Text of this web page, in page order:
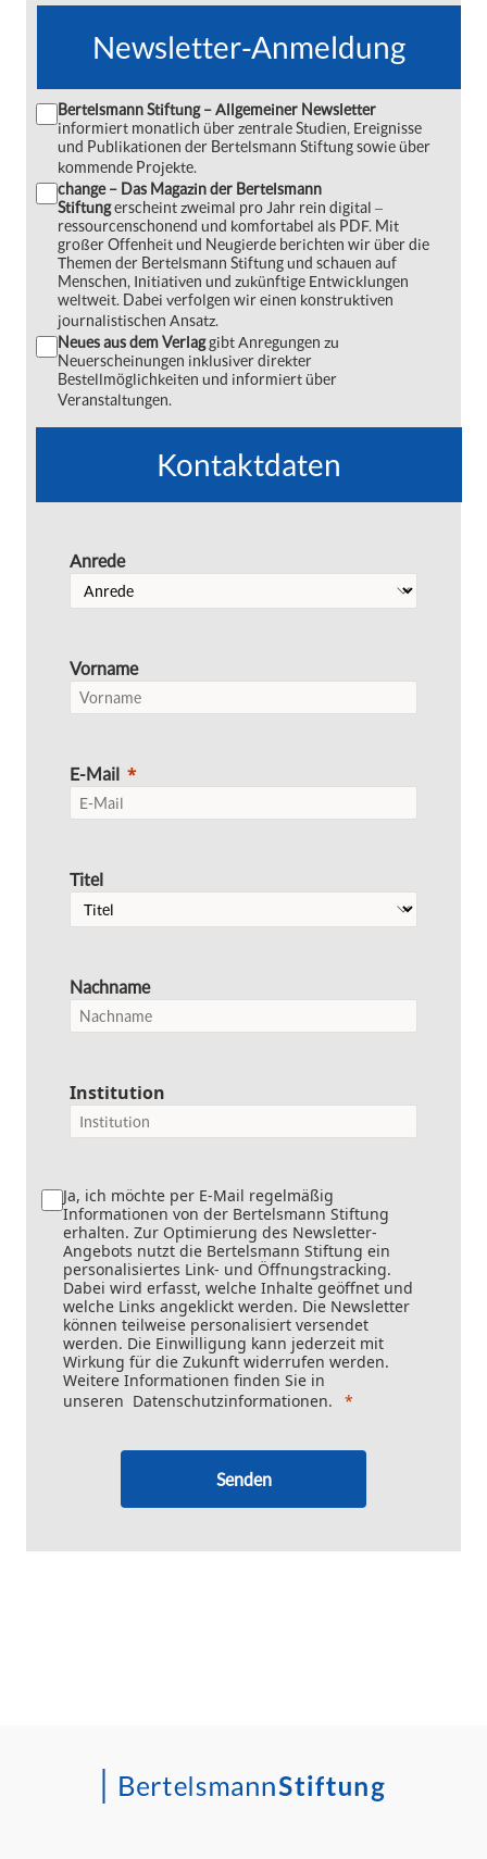
Newsletter-Anmeldung
Bertelsmann Stiftung – Allgemeiner Newsletter
informiert monatlich über zentrale Studien, Ereignisse
und Publikationen der Bertelsmann Stiftung sowie über
kommende Projekte.
change – Das Magazin der Bertelsmann
Stiftungerscheint zweimal pro Jahr rein digital ‒
ressourcenschonend und komfortabel als PDF. Mit
großer Offenheit und Neugierde berichten wir über die
Themen der Bertelsmann Stiftung und schauen auf
Menschen, Initiativen und zukünftige Entwicklungen
weltweit. Dabei verfolgen wir einen konstruktiven
journalistischen Ansatz.
Neues aus dem Verlaggibt Anregungen zu
Neuerscheinungen inklusiver direkter
Bestellmöglichkeiten und informiert über
Veranstaltungen.
Kontaktdaten
Anrede
Vorname
E-Mail
Titel
Nachname
Institution
Ja, ich möchte per E-Mail regelmäßig
Informationen von der Bertelsmann Stiftung
erhalten. Zur Optimierung des Newsletter-
Angebots nutzt die Bertelsmann Stiftung ein
personalisiertes Link- und Öffnungstracking.
Dabei wird erfasst, welche Inhalte geöffnet und
welche Links angeklickt werden. Die Newsletter
können teilweise personalisiert versendet
werden. Die Einwilligung kann jederzeit mit
Wirkung für die Zukunft widerrufen werden.
Weitere Informationen finden Sie in
unseren Datenschutzinformationen.
Senden